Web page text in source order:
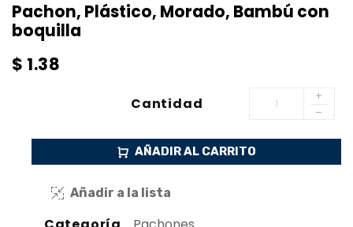
Pachon, Plástico, Morado, Bambú con
boquilla
$ 1.38
Cantidad
AÑADIR AL CARRITO
Añadir a la lista